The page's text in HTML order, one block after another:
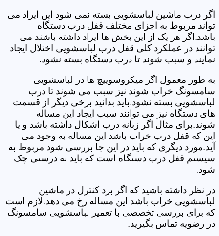
اگر درب ماشین لباسشویی بسته نمی شود این ایراد می
تواند مربوط به اجزای مختلف قفل درب دستگاه
باشد.اگر هر یک از این بخش ها ایراد داشته باشند می
توانند در عملکرد کلی قفل درب لباسشویی اختلال ایجاد
نمایند و سبب شوند تا درب دستگاه بسته نشود.
به طور معمول اگر میکروسوییچ ها در لباسشویی
سامسونگ خراب شوند نیز سبب می شوند تا درب
لباسشویی بسته نشود.باید بدانید برخی دیگر از قسمت
های دستگاه نیز می توانند سبب ایجاد این مساله
شوند.برای مثال اگر زبانه درب اشکال داشته باشد و یا
این که قفل درب خراب باشد این مساله به وجود می
آید.مورد دیگری که باید در این جا بررسی شود مربوط به
سیستم قفل درب دستگاه است که باید به درستی چک
شود.
در نظر داشته باشید که اگر برد کنترل در ماشین
لباسشویی خراب باشد این مساله رخ می دهد.لازم است
که برای بررسی تخصصی با تعمیر لباسشویی سامسونگ
در رضویه تماس بگیرید.